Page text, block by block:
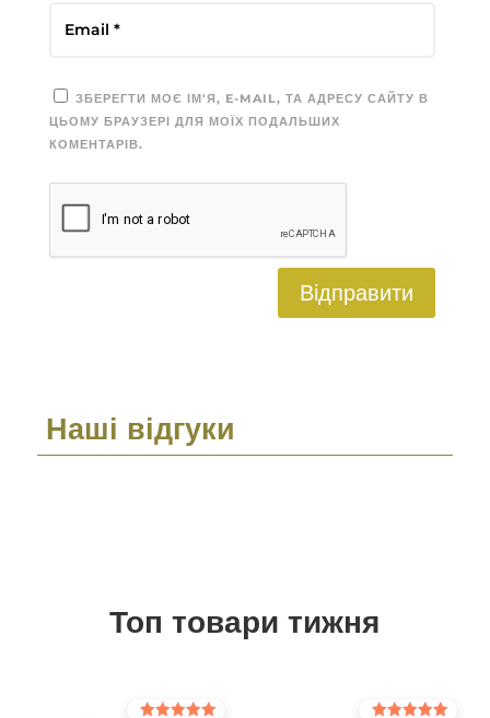
ЗБЕРЕГТИ МОЄ ІМ'Я, E-MAIL, ТА АДРЕСУ САЙТУ В
ЦЬОМУ БРАУЗЕРІ ДЛЯ МОЇХ ПОДАЛЬШИХ
КОМЕНТАРІВ.
Відправити
Наші відгуки
Топ товари тижня